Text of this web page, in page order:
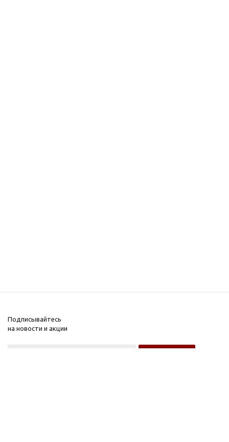
Подписывайтесь
на новости и акции